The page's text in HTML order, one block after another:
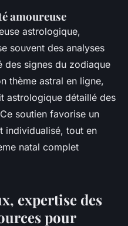
amoureuse
astrologique,
souvent des analyses
des signes du zodiaque
thème astral en ligne,
astrologique détaillé des
soutien favorise un
individualisé, tout en
natal complet
expertise des
pour